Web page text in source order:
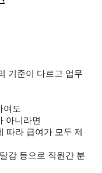
기준이 다르고 업무
여도
아니라면
따라 급여가 모두 제
감 등으로 직원간 분